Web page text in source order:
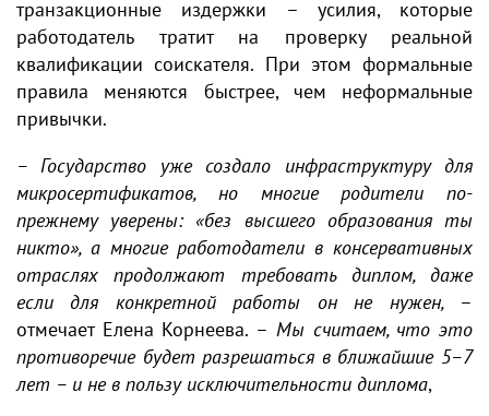
транзакционные издержки – усилия, которые
работодатель тратит на проверку реальной
квалификации соискателя. При этом формальные
правила меняются быстрее, чем неформальные
привычки.
– Государство уже создало инфраструктуру для
микросертификатов, но многие родители по-
прежнему уверены: «без высшего образования ты
никто», а многие работодатели в консервативных
отраслях продолжают требовать диплом, даже
если для конкретной работы он не нужен, –
отмечает Елена Корнеева. – Мы считаем, что это
противоречие будет разрешаться в ближайшие 5–7
лет – и не в пользу исключительности диплома,